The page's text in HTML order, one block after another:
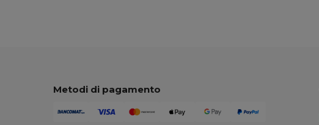
Metodi di pagamento